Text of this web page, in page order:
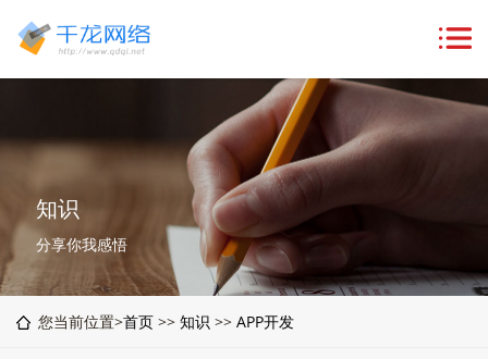
知识
分享你我感悟
您当前位置>首页 >> 知识 >> APP开发